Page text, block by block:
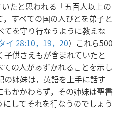
たと思われる「五百人以上の
すべての国の人びとを弟子と
を守り行なうように教えな
イ 28:10， 19，20）これら500
供さえもが含まれていたと
ての人があずかれることを示し
姉妹は，英語を上手に話す
かかわらず，その姉妹は聖書
してそれを行なうのでしょう